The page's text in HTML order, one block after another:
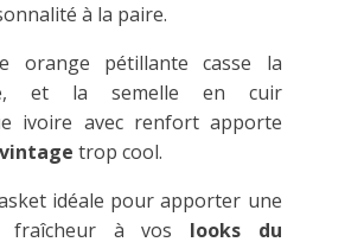
à la paire.
orange pétillante casse la
et la semelle en cuir
ivoire avec renfort apporte
trop cool.
idéale pour apporter une
fraîcheur à vos looks du